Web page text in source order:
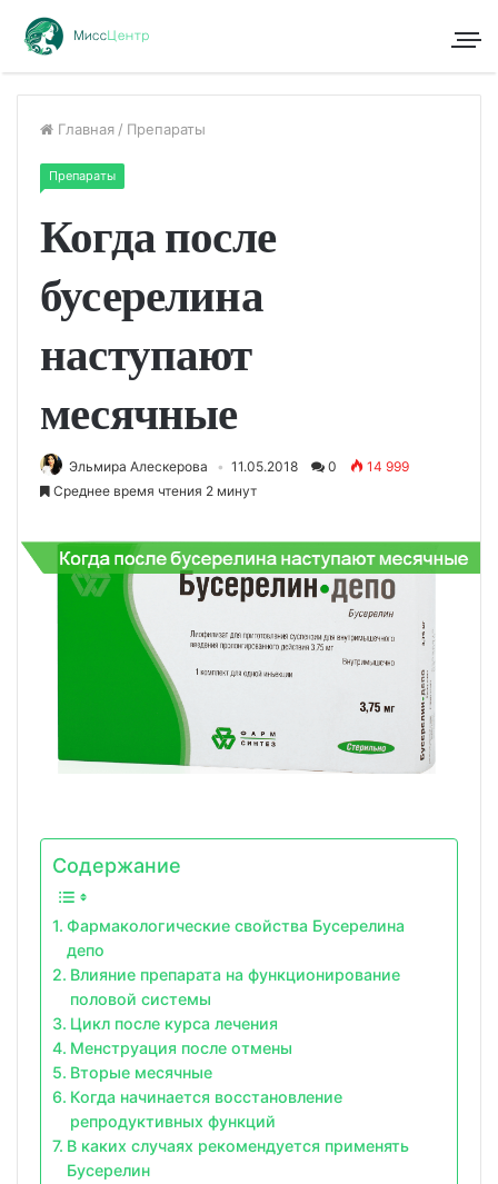
Главная / Препараты
Препараты
Когда после
бусерелина
наступают
месячные
Эльмира Алескерова 11.05.2018 0
14 999
Среднее время чтения 2 минут
Содержание
Фармакологические свойства Бусерелина
депо
Влияние препарата на функционирование
половой системы
Цикл после курса лечения
Менструация после отмены
Вторые месячные
Когда начинается восстановление
репродуктивных функций
В каких случаях рекомендуется применять
Бусерелин